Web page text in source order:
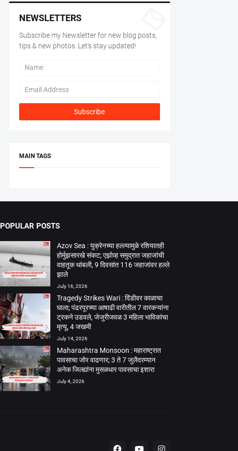
NEWSLETTERS
Subscribe my Newsletter for new blog posts,
tips & new photos. Let's stay updated!
MAIN TAGS
POPULAR POSTS
Azov Sea : युक्रेनच्या हल्ल्यामुळे रशियातही
होर्मुझसारखे संकट; एझोव्ह समुद्रात जहाजांची
वाहतूक थांबली, 9 दिवसांत 116 जहाजांवर हल्ले
झाले
July 16, 2026
Tragedy Strikes Wari : दिंडीवर काळाचा
घाला; पंढरपूरच्या आषाढी वारीतील 7 वारकऱ्यांना
ट्रकने उडवले, जेजुरीजवळ 3 महिला भाविकांचा
मृत्यू, 4 जखमी
July 14, 2026
Maharashtra Monsoon : महाराष्ट्रात
पावसाचा जोर वाढणार; 3 ते 7 जुलैदरम्यान
अनेक जिल्ह्यांना मुसळधार पावसाचा इशारा
July 4, 2026